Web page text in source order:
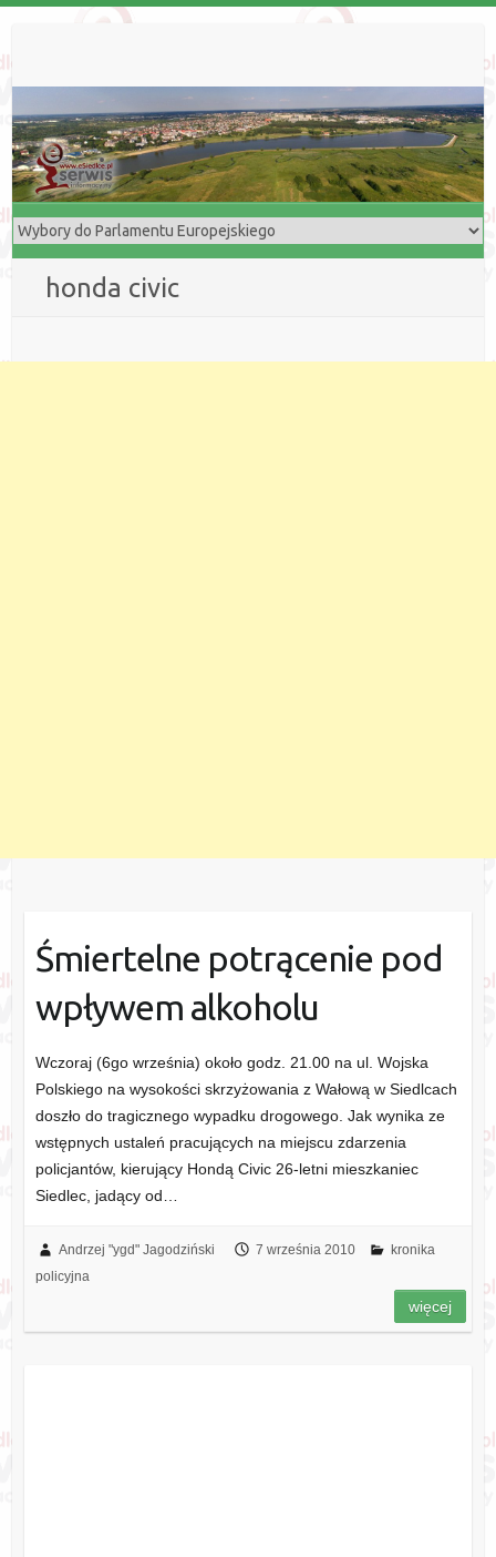
honda civic
Śmiertelne potrącenie pod
wpływem alkoholu
Wczoraj (6go września) około godz. 21.00 na ul. Wojska
Polskiego na wysokości skrzyżowania z Wałową w Siedlcach
doszło do tragicznego wypadku drogowego. Jak wynika ze
wstępnych ustaleń pracujących na miejscu zdarzenia
policjantów, kierujący Hondą Civic 26-letni mieszkaniec
Siedlec, jadący od…
Andrzej "ygd" Jagodziński 7 września 2010
kronika
policyjna
więcej